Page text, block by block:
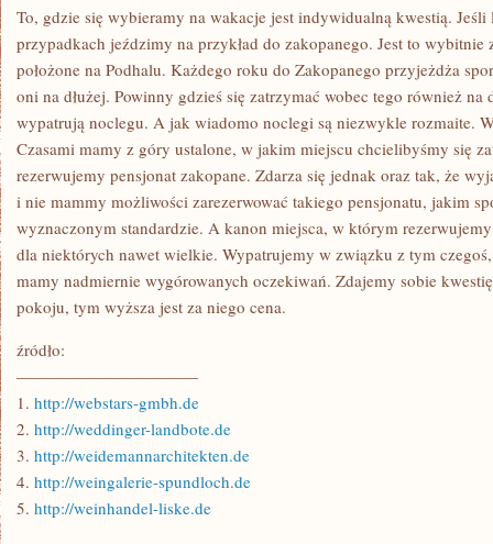
KROKAMI
To, gdzie się wybieramy na wakacje jest indywidualną kwestią.
przypadkach jeździmy na przykład do zakopanego. Jest to wybitnie
położone na Podhalu. Każdego roku do Zakopanego przyjeżdża
oni na dłużej. Powinny gdzieś się zatrzymać wobec tego również
wypatrują noclegu. A jak wiadomo noclegi są niezwykle rozmaite.
Czasami mamy z góry ustalone, w jakim miejscu chcielibyśmy się
rezerwujemy pensjonat zakopane. Zdarza się jednak oraz tak, że
i nie mammy możliwości zarezerwować takiego pensjonatu, jakim
wyznaczonym standardzie. A kanon miejsca, w którym
dla niektórych nawet wielkie. Wypatrujemy w związku z tym
mamy nadmiernie wygórowanych oczekiwań. Zdajemy sobie
pokoju, tym wyższa jest za niego cena.
źródło:
———————————
1. http://webstars-gmbh.de
2. http://weddinger-landbote.de
3. http://weidemannarchitekten.de
4. http://weingalerie-spundloch.de
5. http://weinhandel-liske.de